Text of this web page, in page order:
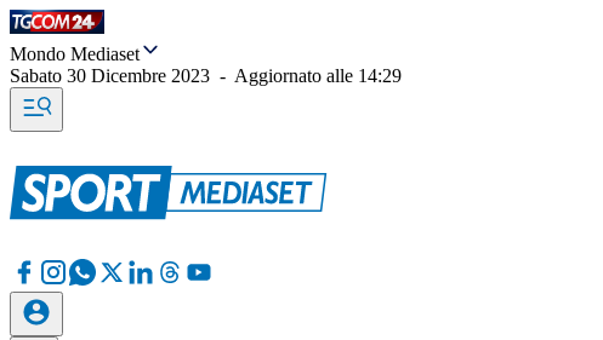
Mondo Mediaset
Sabato 30 Dicembre 2023 - Aggiornato alle 14:29